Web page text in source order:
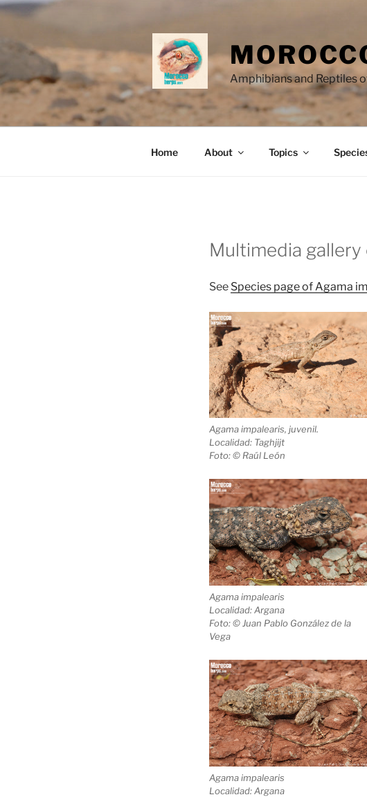
Skip
content
Amphibians and Reptiles
Home About Topics
Multimedia
See Species page of Agama
Agama impalearis, juvenil.
Localidad: Taghjijt
Foto: © Raúl León
Agama impalearis
Localidad: Argana
Foto: © Juan Pablo González de la
Vega
Agama impalearis
Localidad: Argana